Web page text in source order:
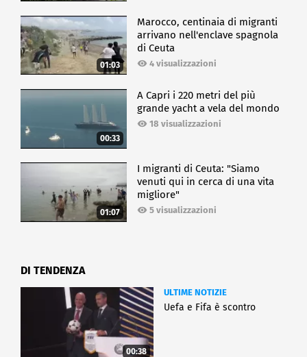
01:03
Marocco, centinaia di migranti
arrivano nell'enclave spagnola
di Ceuta
4 visualizzazioni
00:33
A Capri i 220 metri del più
grande yacht a vela del mondo
18 visualizzazioni
01:07
I migranti di Ceuta: "Siamo
venuti qui in cerca di una vita
migliore"
5 visualizzazioni
DI TENDENZA
00:38
ULTIME NOTIZIE
Uefa e Fifa è scontro